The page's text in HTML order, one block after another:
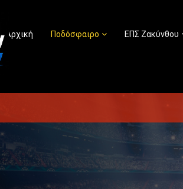
Αρχική Ποδόσφαιρο ΕΠΣ Ζακύνθου